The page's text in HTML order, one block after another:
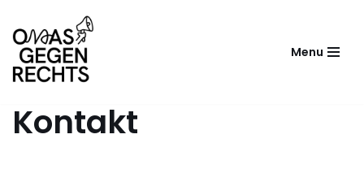
Zum
Inhalt
springen
Menu
Kontakt